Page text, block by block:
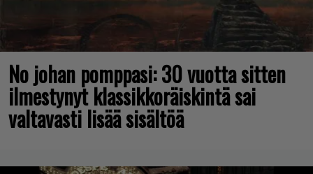
No johan pomppasi: 30 vuotta sitten
ilmestynyt klassikkoräiskintä sai
valtavasti lisää sisältöä